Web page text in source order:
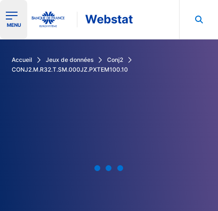
Ouvrir le menu de navigation
MENU Webstat
Accueil Jeux de données
Conj2
CONJ2.M.R32.T.SM.000JZ.PXTEM100.10